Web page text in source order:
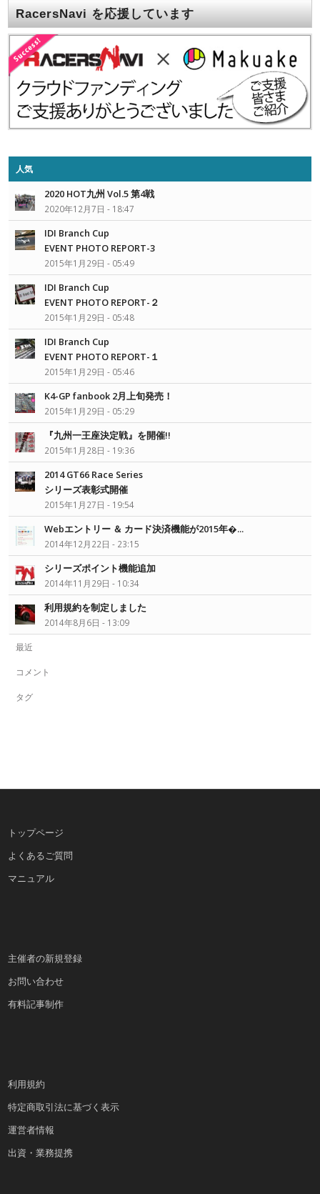
RacersNavi を応援しています
人気
2020 HOT九州 Vol.5 第4戦
2020年12月7日 - 18:47
IDI Branch Cup
EVENT PHOTO REPORT-3
2015年1月29日 - 05:49
IDI Branch Cup
EVENT PHOTO REPORT-２
2015年1月29日 - 05:48
IDI Branch Cup
EVENT PHOTO REPORT-１
2015年1月29日 - 05:46
K4-GP fanbook 2月上旬発売！
2015年1月29日 - 05:29
『九州一王座決定戦』を開催!!
2015年1月28日 - 19:36
2014 GT66 Race Series
シリーズ表彰式開催
2015年1月27日 - 19:54
Webエントリー ＆ カード決済機能が2015年�...
2014年12月22日 - 23:15
シリーズポイント機能追加
2014年11月29日 - 10:34
利用規約を制定しました
2014年8月6日 - 13:09
最近
コメント
タグ
トップページ
よくあるご質問
マニュアル
主催者の新規登録
お問い合わせ
有料記事制作
利用規約
特定商取引法に基づく表示
運営者情報
出資・業務提携